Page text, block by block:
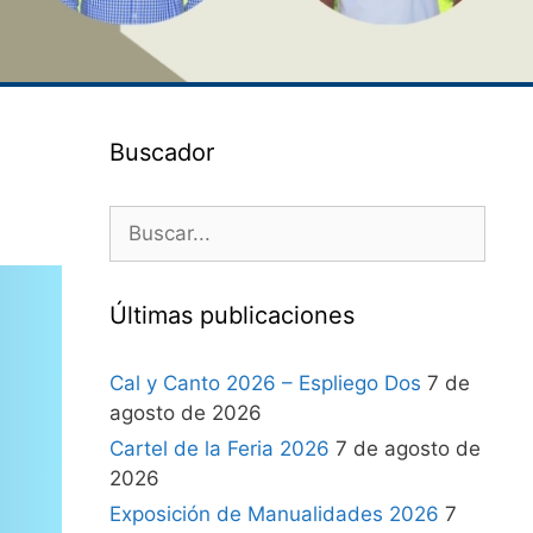
Buscador
Últimas publicaciones
Cal y Canto 2026 – Espliego Dos 7 de
agosto de 2026
Cartel de la Feria 2026 7 de agosto de
2026
Exposición de Manualidades 2026 7